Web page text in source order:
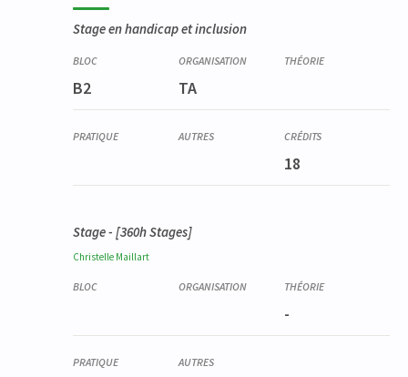
Stage en handicap et inclusion
B2 TA
18
Stage - [360h Stages]
Christelle Maillart
-